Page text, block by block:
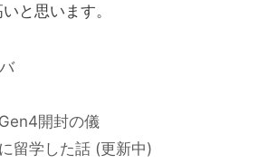
と思います。
開封の儀
留学した話 (更新中)